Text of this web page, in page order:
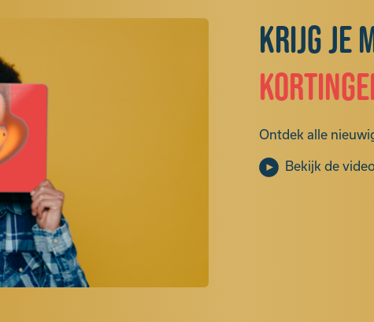
Krijg je
Ontdek alle
Bekijk de